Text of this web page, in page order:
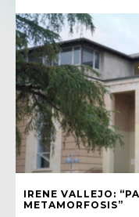
IRENE VALLEJO:
METAMORFOSIS”